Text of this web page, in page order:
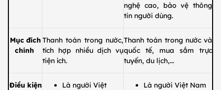
nghệ cao, bảo vệ thông
tin người dùng.
Mục đích
chính
Thanh toán trong nước,
tích hợp nhiều dịch vụ
tiện ích.
Thanh toán trong nước và
quốc tế, mua sắm trực
tuyến, du lịch,...
Điều kiện
Là người Việt
Là người Việt Nam